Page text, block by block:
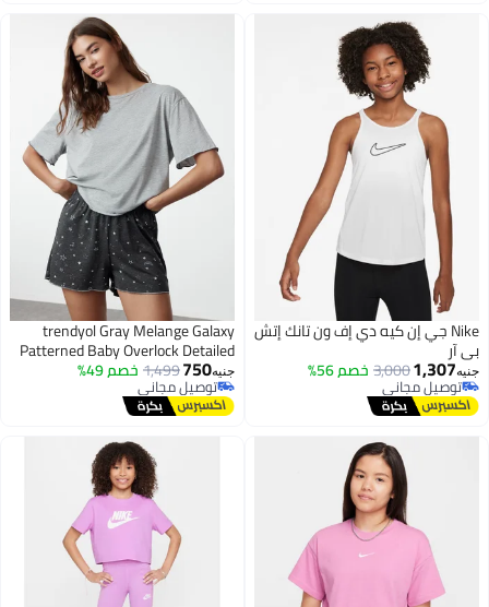
Nike جي إن كيه دي إف ون تانك إتش
بي آر
جنيه1,307
3,000خصم 56%
توصيل مجاني
توصيل مجاني
trendyol Gray Melange Galaxy
Patterned Baby Overlock Detailed
Shorts Knitted Pajamas Set
جنيه750
1,499خصم 49%
توصيل مجاني
توصيل مجاني